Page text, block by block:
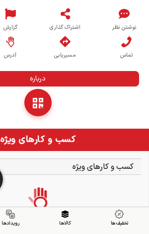
نوشتن نظر اشتراک گذاری گزارش
تماس مسیریابی آدرس
درباره
کسب و کارهای ویژه
کسب و کارهای ویژه
تخفیف ها کالاها رویدادها